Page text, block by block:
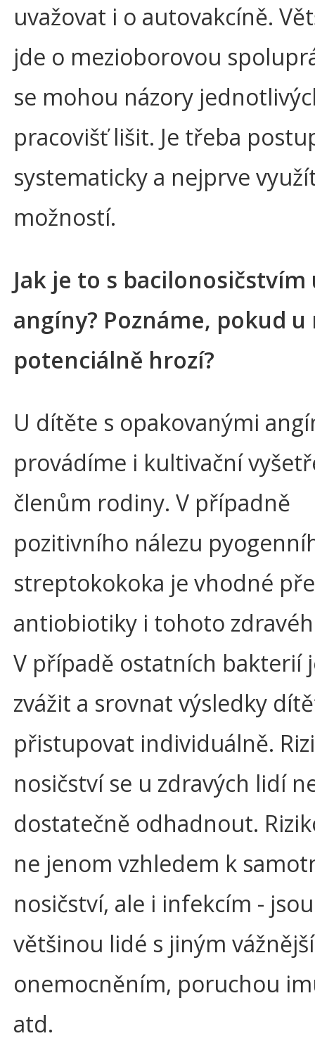
uvažovat i o autovakcíně.
jde o mezioborovou
se mohou názory
pracovišť lišit. Je třeba
systematicky a nejprve
možností.
Jak je to s bacilonosičstvím
angíny? Poznáme, pokud
potenciálně hrozí?
U dítěte s opakovanými
provádíme i kultivační
členům rodiny. V případně
pozitivního nálezu
streptokokoka je vhodné
antiobiotiky i tohoto
V případě ostatních bakterií
zvážit a srovnat výsledky
přistupovat individuálně.
nosičství se u zdravých lidí
dostatečně odhadnout.
ne jenom vzhledem k
nosičství, ale i infekcím - jsou
většinou lidé s jiným
onemocněním, poruchou
atd.